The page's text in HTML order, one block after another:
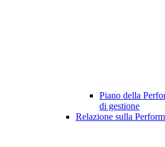
Piano della
di gestione
Relazione sulla